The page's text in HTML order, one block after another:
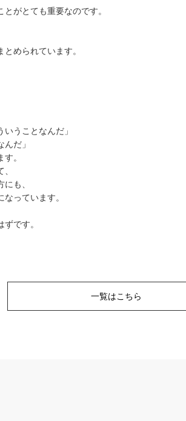
がとても重要なのです。
められています。
うことなんだ」
だ」
。
も、
っています。
です。
一覧はこちら